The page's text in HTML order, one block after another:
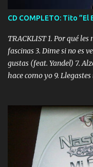
CD COMPLETO: Tito
TRACKLIST 1. Por qué
fascinas 3. Dime si no es
gustas (feat. Yandel) 7.
hace como yo 9. Llegastes
Digital Booklet –
Album proposto al
AAC M4A; comprato su
download. REGGAETON
Momento!